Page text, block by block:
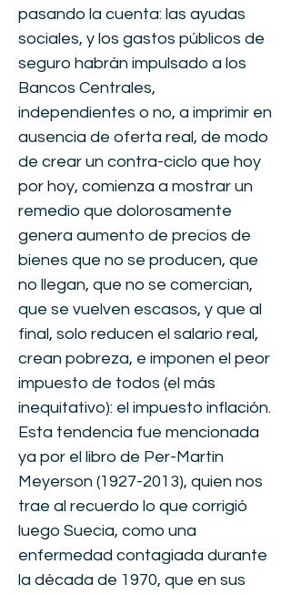
pasando la cuenta: las ayudas
sociales, y los gastos públicos de
seguro habrán impulsado a los
Bancos Centrales,
independientes o no, a imprimir en
ausencia de oferta real, de modo
de crear un contra-ciclo que hoy
por hoy, comienza a mostrar un
remedio que dolorosamente
genera aumento de precios de
bienes que no se producen, que
no llegan, que no se comercian,
que se vuelven escasos, y que al
final, solo reducen el salario real,
crean pobreza, e imponen el peor
impuesto de todos (el más
inequitativo): el impuesto inflación.
Esta tendencia fue mencionada
ya por el libro de Per-Martin
Meyerson (1927-2013), quien nos
trae al recuerdo lo que corrigió
luego Suecia, como una
enfermedad contagiada durante
la década de 1970, que en sus